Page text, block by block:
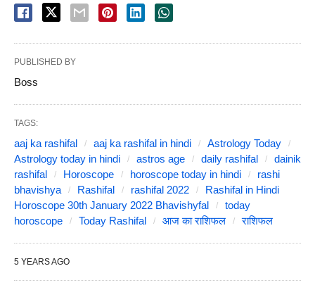
PUBLISHED BY
Boss
TAGS:
aaj ka rashifal aaj ka rashifal in hindi
Astrology Today
Astrology today in hindi
astros age daily rashifal
dainik
rashifal
Horoscope horoscope today in hindi
rashi
bhavishya
Rashifal rashifal 2022
Rashifal in Hindi
Horoscope 30th January 2022 Bhavishyfal
today
horoscope
Today Rashifal आज का राशिफल राशिफल
5 YEARS AGO